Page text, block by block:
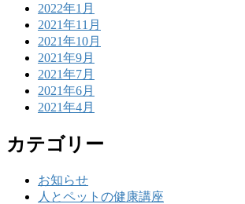
2022年1月
2021年11月
2021年10月
2021年9月
2021年7月
2021年6月
2021年4月
カテゴリー
お知らせ
人とペットの健康講座